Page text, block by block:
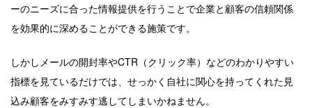
ーのニーズに合った情報提供を行うことで企業と顧客の信頼関係
を効果的に深めることができる施策です。
しかしメールの開封率やCTR（クリック率）などのわかりやすい
指標を見ているだけでは、せっかく自社に関心を持ってくれた見
込み顧客をみすみす逃してしまいかねません。